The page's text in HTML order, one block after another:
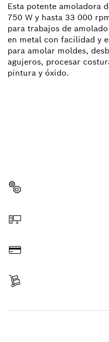
Esta potente amoladora
750 W y hasta 33 000
para trabajos de
en metal con facilidad y
para amolar moldes,
agujeros, procesar
pintura y óxido.